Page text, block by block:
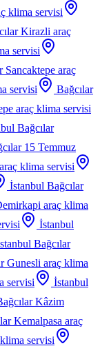
klima servisi
Kirazli araç
servisi
Sancaktepe araç
servisi
Bağcılar
araç klima servisi
Bağcılar
15 Temmuz
araç klima servisi
İstanbul Bağcılar
araç klima
İstanbul
Bağcılar
Gunesli araç klima
servisi
İstanbul
Kâzim
Kemalpasa araç
servisi